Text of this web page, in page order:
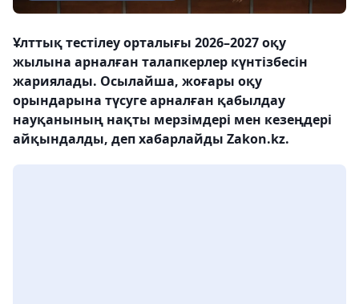
Ұлттық тестілеу орталығы 2026–2027 оқу
жылына арналған талапкерлер күнтізбесін
жариялады. Осылайша, жоғары оқу
орындарына түсуге арналған қабылдау
науқанының нақты мерзімдері мен кезеңдері
айқындалды, деп хабарлайды Zakon.kz.